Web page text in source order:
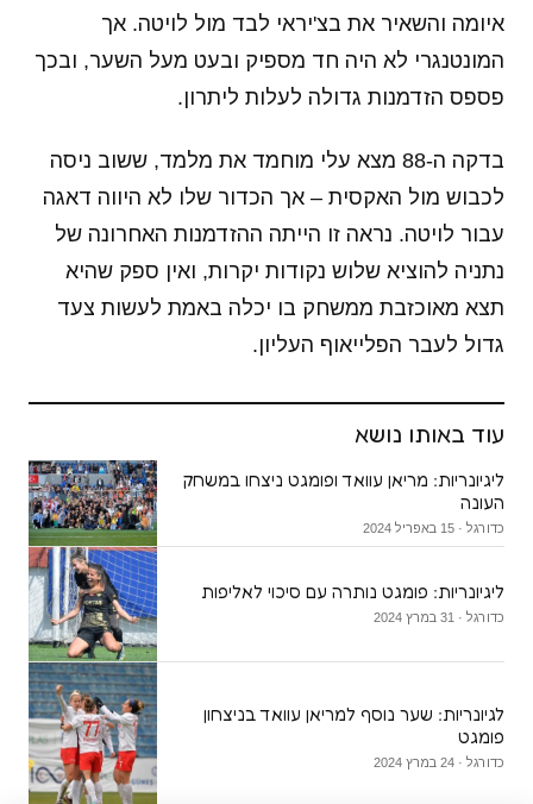
איומה והשאיר את בצ'יראי לבד מול לויטה. אך
המונטנגרי לא היה חד מספיק ובעט מעל השער, ובכך
פספס הזדמנות גדולה לעלות ליתרון.
בדקה ה-88 מצא עלי מוחמד את מלמד, ששוב ניסה
לכבוש מול האקסית – אך הכדור שלו לא היווה דאגה
עבור לויטה. נראה זו הייתה ההזדמנות האחרונה של
נתניה להוציא שלוש נקודות יקרות, ואין ספק שהיא
תצא מאוכזבת ממשחק בו יכלה באמת לעשות צעד
גדול לעבר הפלייאוף העליון.
עוד באותו נושא
ליגיונריות: מריאן עוואד ופומגט ניצחו במשחק
העונה
כדורגל · 15 באפריל 2024
ליגיונריות: פומגט נותרה עם סיכוי לאליפות
כדורגל · 31 במרץ 2024
לגיונריות: שער נוסף למריאן עוואד בניצחון
פומגט
כדורגל · 24 במרץ 2024